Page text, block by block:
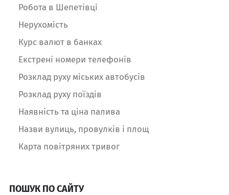
Робота в Шепетівці
Нерухомість
Курс валют в банках
Екстрені номери телефонів
Розклад руху міських автобусів
Розклад руху поїздів
Наявність та ціна палива
Назви вулиць, провулків і площ
Карта повітряних тривог
ПОШУК ПО САЙТУ